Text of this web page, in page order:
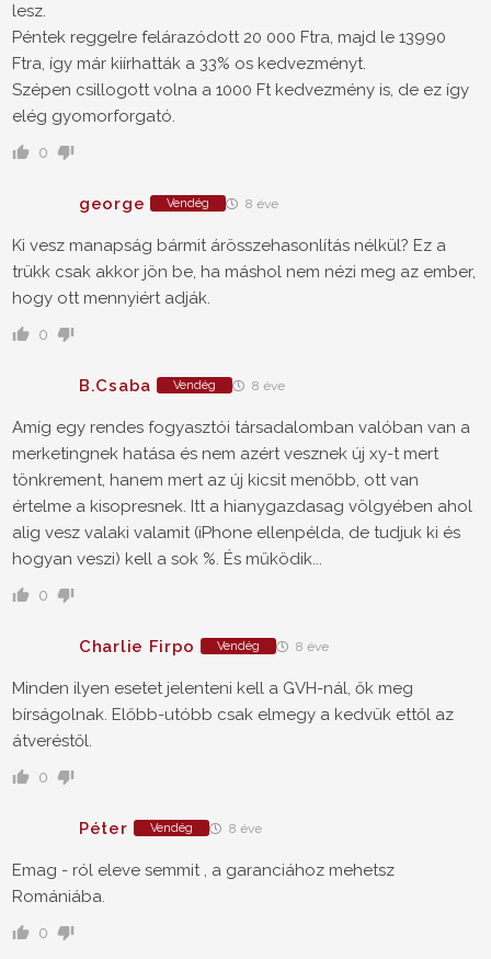
lesz.
Péntek reggelre felárazódott 20 000 Ftra, majd le 13990
Ftra, így már kiírhatták a 33% os kedvezményt.
Szépen csillogott volna a 1000 Ft kedvezmény is, de ez így
elég gyomorforgató.
0
george Vendég 8 éve
Ki vesz manapság bármit árösszehasonlítás nélkül? Ez a
trükk csak akkor jön be, ha máshol nem nézi meg az ember,
hogy ott mennyiért adják.
0
B.Csaba Vendég 8 éve
Amíg egy rendes fogyasztói társadalomban valóban van a
merketingnek hatása és nem azért vesznek új xy-t mert
tönkrement, hanem mert az új kicsit menőbb, ott van
értelme a kisopresnek. Itt a hianygazdasag völgyében ahol
alig vesz valaki valamit (iPhone ellenpélda, de tudjuk ki és
hogyan veszi) kell a sok %. És működik...
0
Charlie Firpo Vendég 8 éve
Minden ilyen esetet jelenteni kell a GVH-nál, ők meg
bírságolnak. Előbb-utóbb csak elmegy a kedvük ettől az
átveréstől.
0
Péter Vendég 8 éve
Emag - ról eleve semmit , a garanciához mehetsz
Romániába.
0